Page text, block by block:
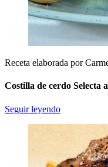
Receta elaborada por
Costilla de cerdo Selecta
Seguir leyendo